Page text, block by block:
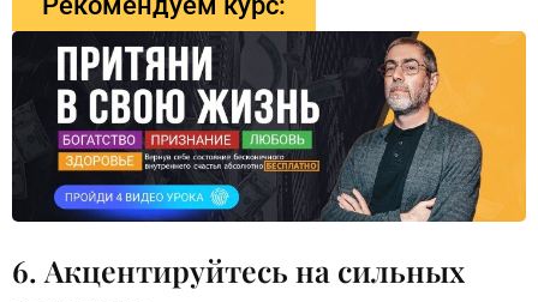
6. Акцентируйтесь на сильных